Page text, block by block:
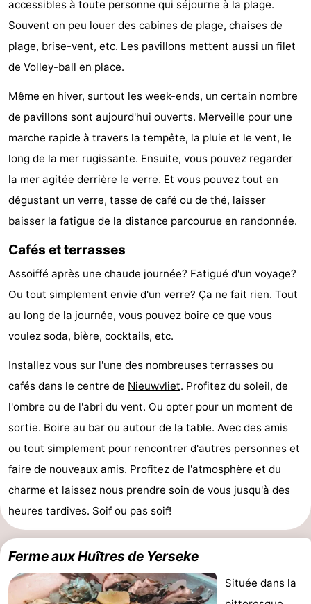
Domburg
-
Zoutelande
-
Middelburg
Zeeuws-
Breskens
-
Sluis
Cadzand
-
Retranchement
-
Het
Zwin
Occidentale
-
Bruges
-
côte
-
Heist
Zeebrugge
-
Blankenberge
-
Wenduine
Météo
Contact
accessibles à toute personne qui séjourne à la plage.
Souvent on peu louer des cabines de plage, chaises de
plage, brise-vent, etc. Les pavillons mettent aussi un filet
de Volley-ball en place.
Même en hiver, surtout les week-ends, un certain nombre
de pavillons sont aujourd'hui ouverts. Merveille pour une
marche rapide à travers la tempête, la pluie et le vent, le
long de la mer rugissante. Ensuite, vous pouvez regarder
la mer agitée derrière le verre. Et vous pouvez tout en
dégustant un verre, tasse de café ou de thé, laisser
baisser la fatigue de la distance parcourue en randonnée.
Cafés et terrasses
Assoiffé après une chaude journée? Fatigué d'un voyage?
Ou tout simplement envie d'un verre? Ça ne fait rien. Tout
au long de la journée, vous pouvez boire ce que vous
voulez soda, bière, cocktails, etc.
Installez vous sur l'une des nombreuses terrasses ou
cafés dans le centre de Nieuwvliet. Profitez du soleil, de
l'ombre ou de l'abri du vent. Ou opter pour un moment de
sortie. Boire au bar ou autour de la table. Avec des amis
ou tout simplement pour rencontrer d'autres personnes et
faire de nouveaux amis. Profitez de l'atmosphère et du
charme et laissez nous prendre soin de vous jusqu'à des
heures tardives. Soif ou pas soif!
Ferme aux Huîtres de Yerseke
Située dans la